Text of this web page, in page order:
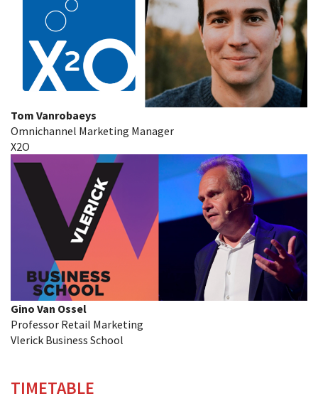
Tom Vanrobaeys
Omnichannel Marketing Manager
X2O
Gino Van Ossel
Professor Retail Marketing
Vlerick Business School
TIMETABLE